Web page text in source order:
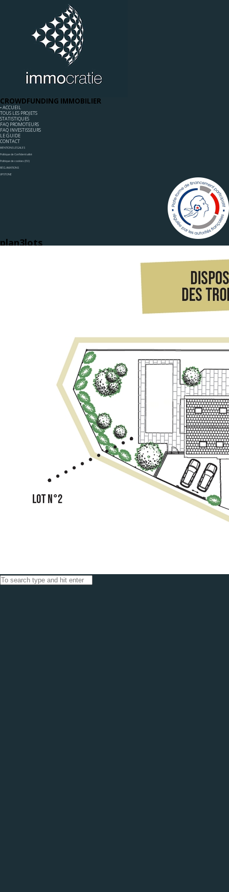
CROWDFUNDING IMMOBILIER
◦ ACCUEIL
TOUS LES PROJETS
STATISTIQUES
FAQ PROMOTEURS
FAQ INVESTISSEURS
LE GUIDE
CONTACT
MENTIONS LÉGALES
Politique de Confidentialité
Politique de cookies (EU)
RÉCLAMATIONS
UPSTONE
plan3lots